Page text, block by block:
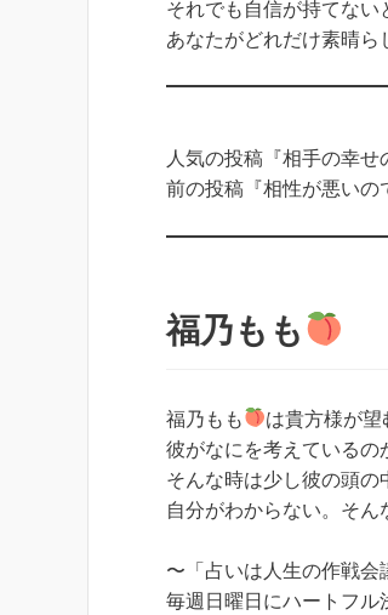
それでも自信が持てない
あなたがどれだけ素晴ら
人気の投稿『相手の幸せ
前の投稿『相性が悪いの
福乃もも
福乃もも
は貴方様が望
彼がなにを考えているの
そんな時は少し彼の頭の
自分がわからない。そん
〜「占いは人生の作戦会
毎週日曜日にハートフル